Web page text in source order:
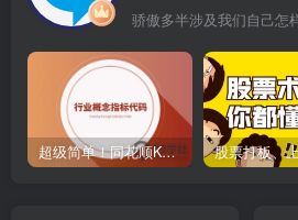
超级简单！同花顺K线界面显示行业概念指标代码图解